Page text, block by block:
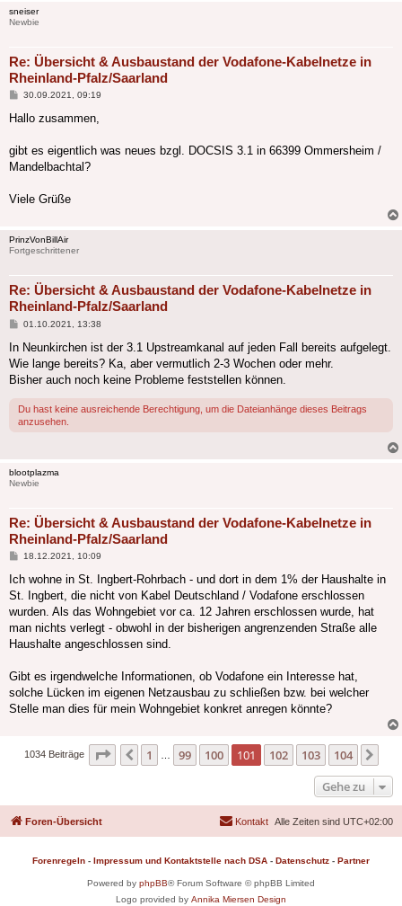
sneiser
Newbie
Re: Übersicht & Ausbaustand der Vodafone-Kabelnetze in
Rheinland-Pfalz/Saarland
Beitrag
30.09.2021, 09:19
Hallo zusammen,
gibt es eigentlich was neues bzgl. DOCSIS 3.1 in 66399 Ommersheim /
Mandelbachtal?
Viele Grüße
PrinzVonBillAir
Fortgeschrittener
Re: Übersicht & Ausbaustand der Vodafone-Kabelnetze in
Rheinland-Pfalz/Saarland
Beitrag
01.10.2021, 13:38
In Neunkirchen ist der 3.1 Upstreamkanal auf jeden Fall bereits aufgelegt.
Wie lange bereits? Ka, aber vermutlich 2-3 Wochen oder mehr.
Bisher auch noch keine Probleme feststellen können.
Du hast keine ausreichende Berechtigung, um die Dateianhänge dieses Beitrags
anzusehen.
blootplazma
Newbie
Re: Übersicht & Ausbaustand der Vodafone-Kabelnetze in
Rheinland-Pfalz/Saarland
Beitrag
18.12.2021, 10:09
Ich wohne in St. Ingbert-Rohrbach - und dort in dem 1% der Haushalte in
St. Ingbert, die nicht von Kabel Deutschland / Vodafone erschlossen
wurden. Als das Wohngebiet vor ca. 12 Jahren erschlossen wurde, hat
man nichts verlegt - obwohl in der bisherigen angrenzenden Straße alle
Haushalte angeschlossen sind.
Gibt es irgendwelche Informationen, ob Vodafone ein Interesse hat,
solche Lücken im eigenen Netzausbau zu schließen bzw. bei welcher
Stelle man dies für mein Wohngebiet konkret anregen könnte?
1034 Beiträge Seite 101 von104
Vorherige
1 99 100 101 102 103 104
Gehe zu
Foren-Übersicht Alle Zeiten sind UTC+02:00
Kontakt
Forenregeln - Impressum und Kontaktstelle nach DSA - Datenschutz - Partner
Powered by phpBB® Forum Software © phpBB Limited
Logo provided by Annika Miersen Design